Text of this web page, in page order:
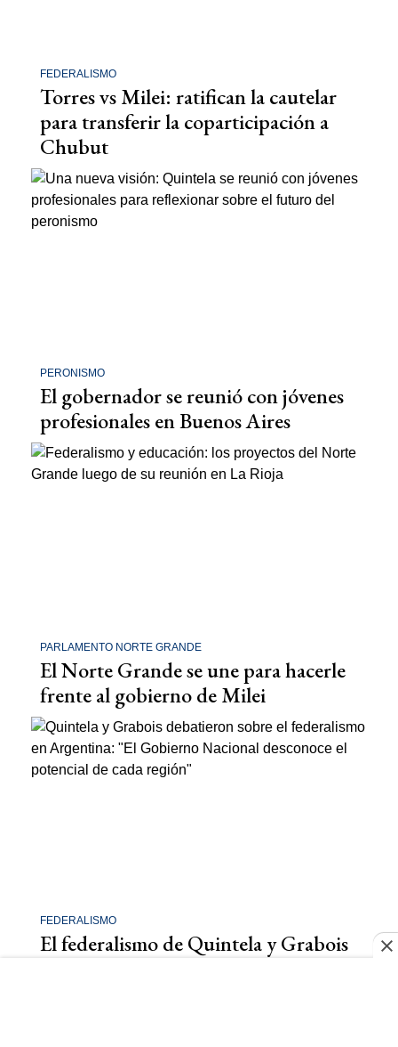
FEDERALISMO
Torres vs Milei: ratifican la cautelar
para transferir la coparticipación a
Chubut
PERONISMO
El gobernador se reunió con jóvenes
profesionales en Buenos Aires
PARLAMENTO NORTE GRANDE
El Norte Grande se une para hacerle
frente al gobierno de Milei
FEDERALISMO
El federalismo de Quintela y Grabois